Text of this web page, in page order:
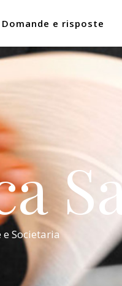
Domande e risposte
e Societaria